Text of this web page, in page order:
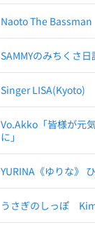
Naoto The Bassman
SAMMYのみちくさ日
Singer LISA(Kyoto)
Vo.Akko「皆様が元
に」
YURINA《ゆりな》
うさぎのしっぽ